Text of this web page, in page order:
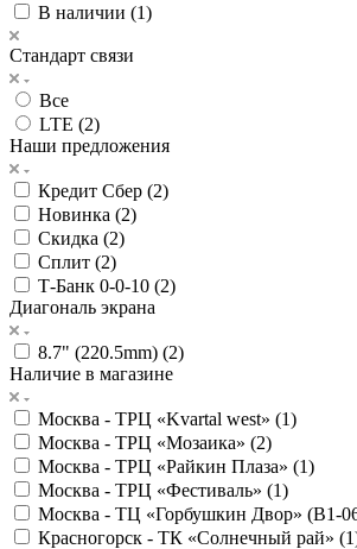
В наличии (1)
Стандарт связи
Все
LTE (2)
Наши предложения
Кредит Сбер (2)
Новинка (2)
Скидка (2)
Сплит (2)
Т-Банк 0-0-10 (2)
Диагональ экрана
8.7" (220.5mm) (2)
Наличие в магазине
Москва - ТРЦ «Kvartal west» (1)
Москва - ТРЦ «Мозаика» (2)
Москва - ТРЦ «Райкин Плаза» (1)
Москва - ТРЦ «Фестиваль» (1)
Москва - ТЦ «Горбушкин Двор» (B1-
Красногорск - ТК «Солнечный рай» (1